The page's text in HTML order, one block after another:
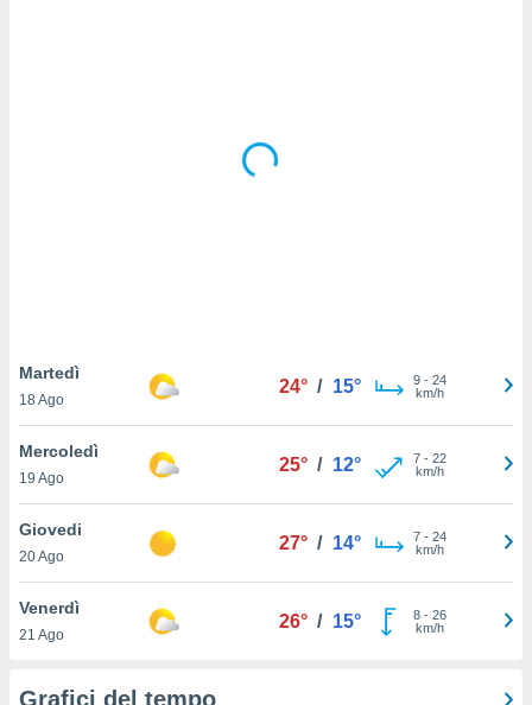
per
utilizzati
il
o
Martedì
18 Ago
24° / 15° 9- 24
km/h
Mercoledì
19 Ago
25° / 12° 7- 22
km/h
Giovedi
20 Ago
27° / 14° 7- 24
km/h
Venerdì
21 Ago
26° / 15° 8- 26
km/h
Grafici del tempo